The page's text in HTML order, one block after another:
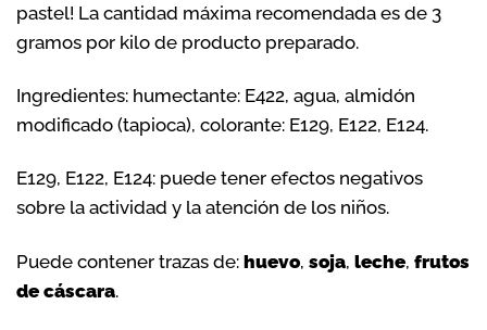
pastel! La cantidad máxima recomendada es de 3
gramos por kilo de producto preparado.
Ingredientes: humectante: E422, agua, almidón
modificado (tapioca), colorante: E129, E122, E124.
E129, E122, E124: puede tener efectos negativos
sobre la actividad y la atención de los niños.
Puede contener trazas de: huevo, soja, leche, frutos
de cáscara.